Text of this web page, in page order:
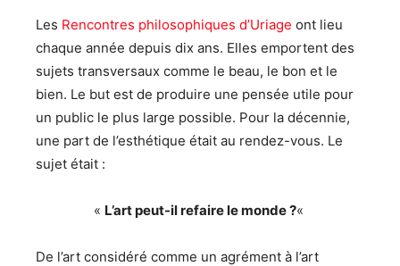
Les Rencontres philosophiques d’Uriage ont lieu
chaque année depuis dix ans. Elles emportent des
sujets transversaux comme le beau, le bon et le
bien. Le but est de produire une pensée utile pour
un public le plus large possible. Pour la décennie,
une part de l’esthétique était au rendez-vous. Le
sujet était :
« L’art peut-il refaire le monde ?«
De l’art considéré comme un agrément à l’art